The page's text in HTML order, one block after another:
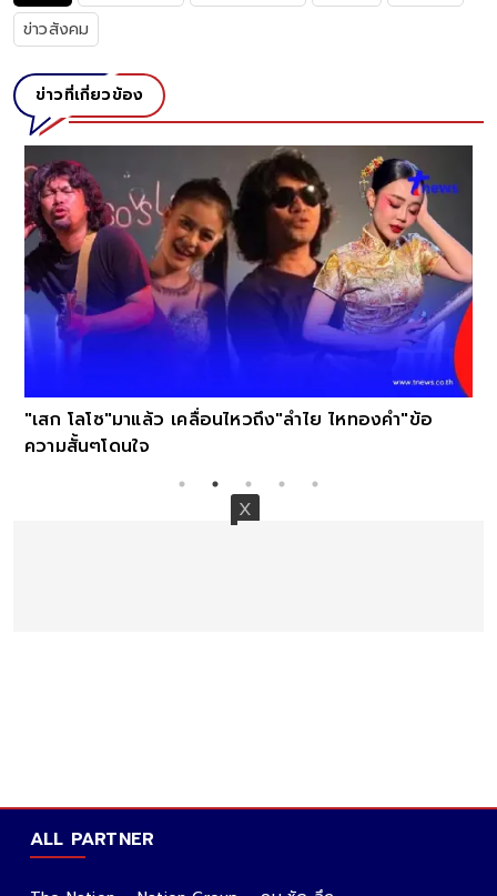
ข่าวสังคม
ข่าวที่เกี่ยวข้อง
"เสก โลโซ"มาแล้ว เคลื่อนไหวถึง"ลำไย ไหทองคำ"ข้อ
ความสั้นๆโดนใจ
ALL PARTNER